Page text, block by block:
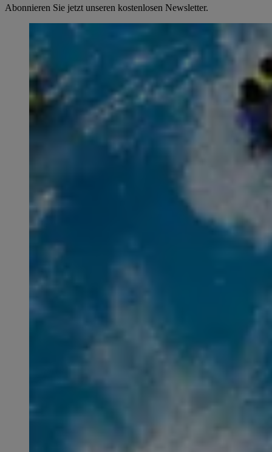
Abonnieren Sie jetzt unseren kostenlosen Newsletter.